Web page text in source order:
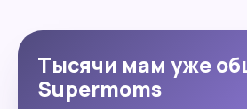
Тысячи мам уже
Supermoms